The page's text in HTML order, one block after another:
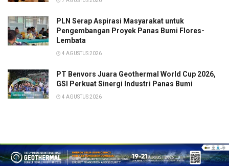
PLN Serap Aspirasi Masyarakat untuk
Pengembangan Proyek Panas Bumi Flores-
Lembata
4 AGUSTUS 2026
PT Benvors Juara Geothermal World Cup 2026,
GSI Perkuat Sinergi Industri Panas Bumi
4 AGUSTUS 2026